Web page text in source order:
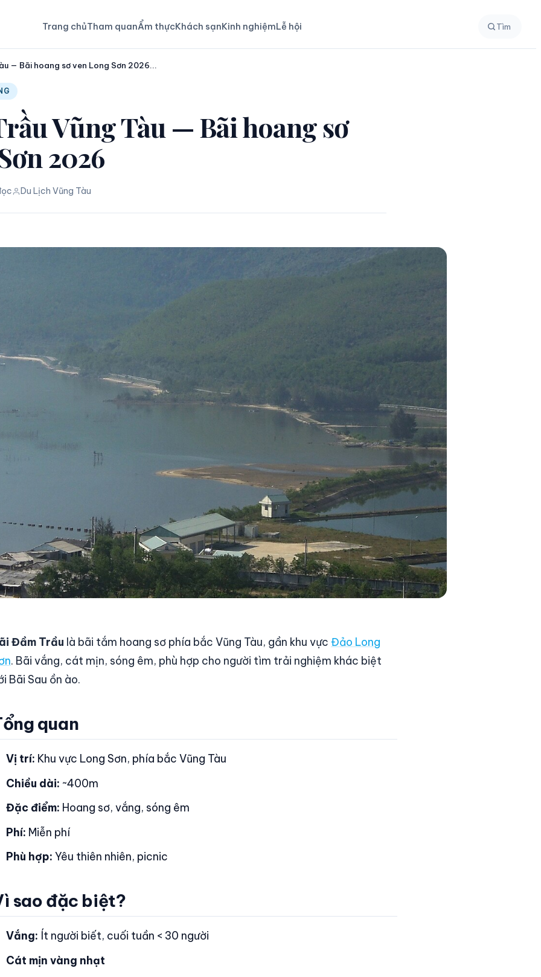
Trang chủTham quanẨm thựcKhách sạnKinh nghiệmLễ hội Tìm
— Bãi hoang sơ ven Long Sơn 2026...
Vũng Tàu — Bãi hoang sơ
2026
Du Lịch Vũng Tàu
Đầm Trầu là bãi tắm hoang sơ phía bắc Vũng Tàu, gần khu vực Đảo Long
. Bãi vắng, cát mịn, sóng êm, phù hợp cho người tìm trải nghiệm khác biệt
Bãi Sau ồn ào.
quan
Vị trí: Khu vực Long Sơn, phía bắc Vũng Tàu
Chiều dài: ~400m
Đặc điểm: Hoang sơ, vắng, sóng êm
Phí: Miễn phí
Phù hợp: Yêu thiên nhiên, picnic
sao đặc biệt?
Vắng: Ít người biết, cuối tuần < 30 người
Cát mịn vàng nhạt